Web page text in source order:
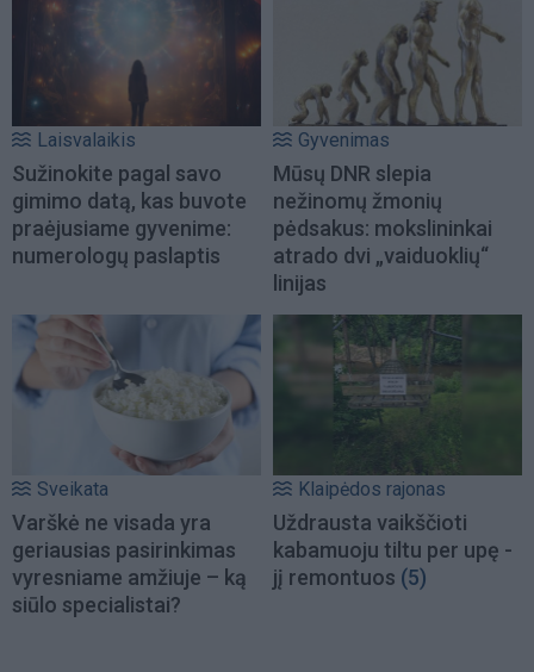
Laisvalaikis
Sužinokite pagal savo
gimimo datą, kas buvote
praėjusiame gyvenime:
numerologų paslaptis
Gyvenimas
Mūsų DNR slepia
nežinomų žmonių
pėdsakus: mokslininkai
atrado dvi „vaiduoklių“
linijas
Sveikata
Varškė ne visada yra
geriausias pasirinkimas
vyresniame amžiuje – ką
siūlo specialistai?
Klaipėdos rajonas
Uždrausta vaikščioti
kabamuoju tiltu per upę -
jį remontuos (5)